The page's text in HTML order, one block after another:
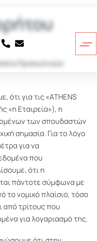
Προσωπικών
ότι για τις «ATHENS
«η Εταιρεία»), η
των σπουδαστών
σημασία. Για το λόγο
για να
που
ότι η
πάντοτε σύμφωνα με
το νομικό πλαίσιο, τόσο
από τρίτους που
για λογαριασμό της.